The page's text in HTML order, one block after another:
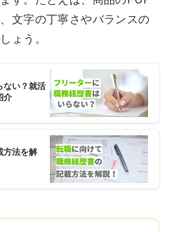
文字の丁寧さやバランスの
ょう。
ない？就活
介
方法を解